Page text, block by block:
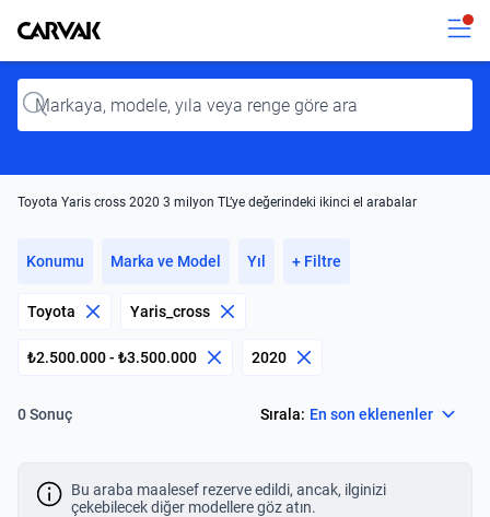
Kavak
Input
Toyota Yaris cross 2020 3 milyon TL’ye değerindeki ikinci el arabalar
Konumu Marka ve Model Yıl + Filtre
Toyota Yaris_cross
₺2.500.000 - ₺3.500.000 2020
0 Sonuç Sırala: En son eklenenler
Bu araba maalesef rezerve edildi, ancak, ilginizi
çekebilecek diğer modellere göz atın.